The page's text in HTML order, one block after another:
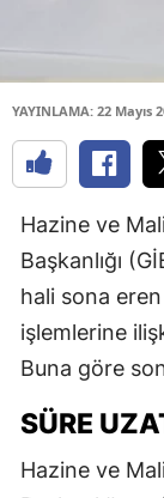
YAYINLAMA: 22 Mayıs
Hazine ve
Başkanlığı
hali sona
işlemlerine
Buna göre
SÜRE
Hazine ve